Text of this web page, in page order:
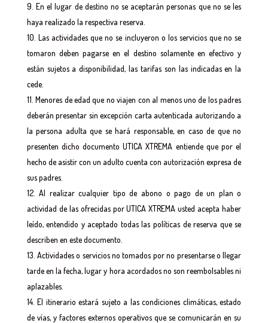
En el lugar de destino no se aceptarán personas que no se les
haya realizado la respectiva reserva.
Las actividades que no se incluyeron o los servicios que no se
tomaron deben pagarse en el destino solamente en efectivo y
están sujetos a disponibilidad, las tarifas son las indicadas en la
cede.
Menores de edad que no viajen con al menos uno de los padres
deberán presentar sin excepción carta autenticada autorizando a
la persona adulta que se hará responsable, en caso de que no
presenten dicho documento UTICA XTREMA entiende que por el
hecho de asistir con un adulto cuenta con autorización expresa de
sus padres.
Al realizar cualquier tipo de abono o pago de un plan o
actividad de las ofrecidas por UTICA XTREMA usted acepta haber
leído, entendido y aceptado todas las políticas de reserva que se
describen en este documento.
Actividades o servicios no tomados por no presentarse o llegar
tarde en la fecha, lugar y hora acordados no son reembolsables ni
aplazables.
El itinerario estará sujeto a las condiciones climáticas, estado
de vías, y factores externos operativos que se comunicarán en su